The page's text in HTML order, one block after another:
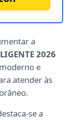
a
2026
e
atender às
se a